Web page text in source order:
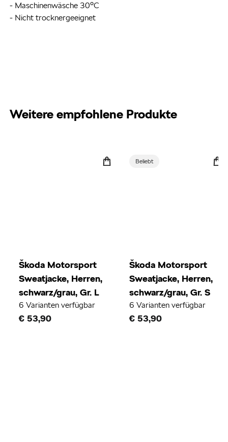
- Maschinenwäsche 30°C
- Nicht trocknergeeignet
Weitere empfohlene Produkte
Škoda Motorsport
Sweatjacke, Herren,
schwarz/grau, Gr. L
6 Varianten verfügbar
€ 53,90
Beliebt
Škoda Motorsport
Sweatjacke, Herren,
schwarz/grau, Gr. S
6 Varianten verfügbar
€ 53,90